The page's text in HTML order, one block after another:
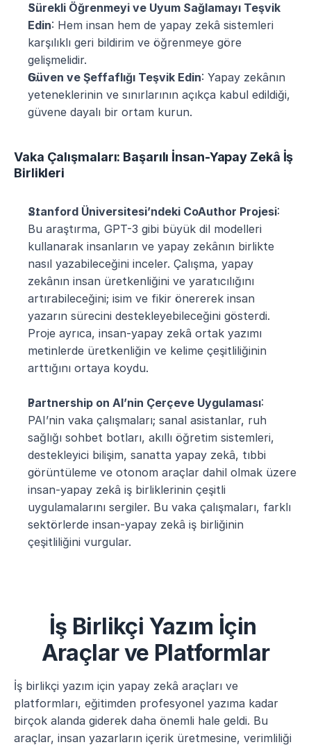
Sürekli Öğrenmeyi ve Uyum Sağlamayı Teşvik
Edin: Hem insan hem de yapay zekâ sistemleri
karşılıklı geri bildirim ve öğrenmeye göre
gelişmelidir.
Güven ve Şeffaflığı Teşvik Edin: Yapay zekânın
yeteneklerinin ve sınırlarının açıkça kabul edildiği,
güvene dayalı bir ortam kurun.
Vaka Çalışmaları: Başarılı İnsan-Yapay Zekâ İş
Birlikleri
Stanford Üniversitesi’ndeki CoAuthor Projesi:
Bu araştırma, GPT-3 gibi büyük dil modelleri
kullanarak insanların ve yapay zekânın birlikte
nasıl yazabileceğini inceler. Çalışma, yapay
zekânın insan üretkenliğini ve yaratıcılığını
artırabileceğini; isim ve fikir önererek insan
yazarın sürecini destekleyebileceğini gösterdi.
Proje ayrıca, insan-yapay zekâ ortak yazımı
metinlerde üretkenliğin ve kelime çeşitliliğinin
arttığını ortaya koydu​.
Partnership on AI’nin Çerçeve Uygulaması:
PAI’nin vaka çalışmaları; sanal asistanlar, ruh
sağlığı sohbet botları, akıllı öğretim sistemleri,
destekleyici bilişim, sanatta yapay zekâ, tıbbi
görüntüleme ve otonom araçlar dahil olmak üzere
insan-yapay zekâ iş birliklerinin çeşitli
uygulamalarını sergiler. Bu vaka çalışmaları, farklı
sektörlerde insan-yapay zekâ iş birliğinin
çeşitliliğini vurgular​.
İş Birlikçi Yazım İçin
Araçlar ve Platformlar
İş birlikçi yazım için yapay zekâ araçları ve
platformları, eğitimden profesyonel yazıma kadar
birçok alanda giderek daha önemli hale geldi. Bu
araçlar, insan yazarların içerik üretmesine, verimliliği